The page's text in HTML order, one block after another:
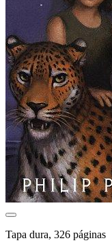
Tapa dura, 326 páginas